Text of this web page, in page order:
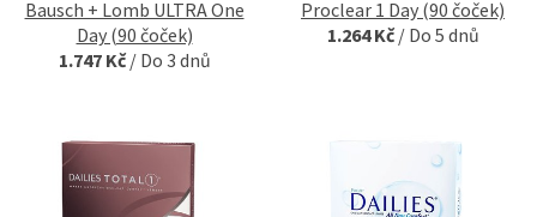
Bausch + Lomb ULTRA One
Day (90 čoček)
1.747 Kč/ Do 3 dnů
Proclear 1 Day (90 čoček)
1.264 Kč/ Do 5 dnů